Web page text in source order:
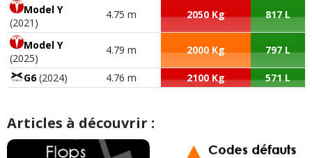
Model Y
(2021)
4.75 m 2050 Kg 817 L
Model Y
(2025)
4.79 m 2000 Kg 797 L
G6(2024) 4.76 m 2100 Kg 571 L
Articles à découvrir :